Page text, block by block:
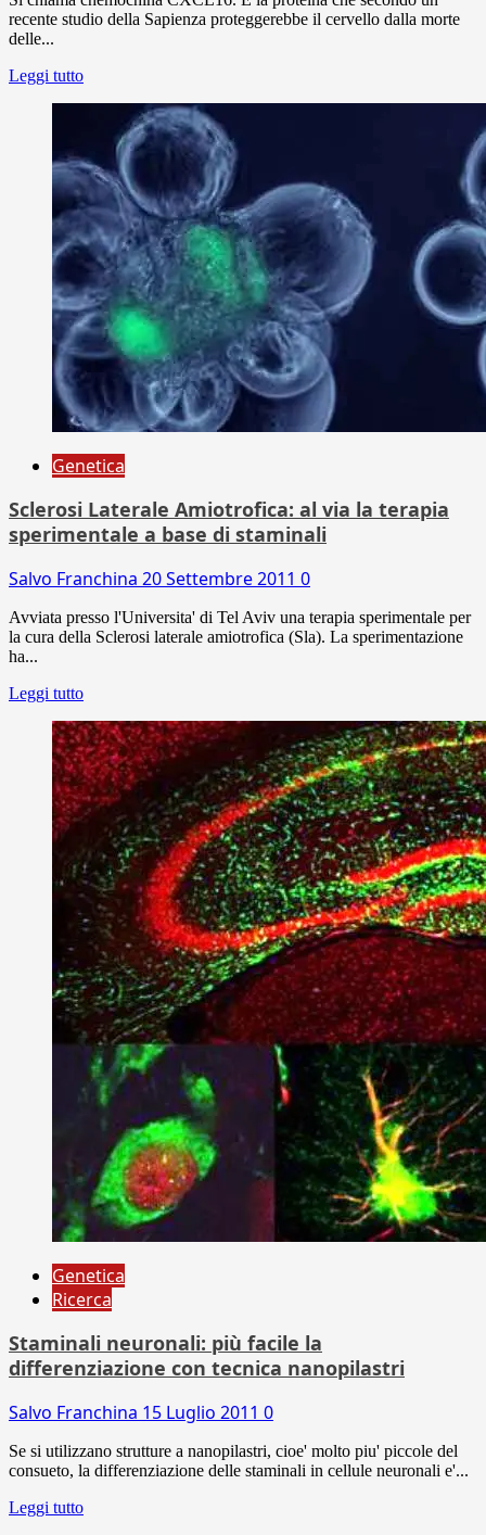
recente studio della Sapienza proteggerebbe il cervello dalla morte
delle...
Leggi tutto
Genetica
Sclerosi Laterale Amiotrofica: al via la terapia
sperimentale a base di staminali
Salvo Franchina 20 Settembre 2011 0
Avviata presso l'Universita' di Tel Aviv una terapia sperimentale per
la cura della Sclerosi laterale amiotrofica (Sla). La sperimentazione
ha...
Leggi tutto
Genetica
Ricerca
Staminali neuronali: più facile la
differenziazione con tecnica nanopilastri
Salvo Franchina 15 Luglio 2011 0
Se si utilizzano strutture a nanopilastri, cioe' molto piu' piccole del
consueto, la differenziazione delle staminali in cellule neuronali e'...
Leggi tutto